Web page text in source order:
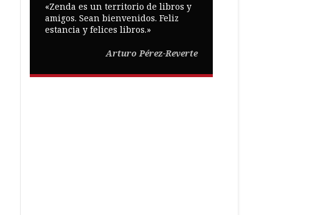
«Zenda es un territorio de libros y
amigos. Sean bienvenidos. Feliz
estancia y felices libros.»
Arturo Pérez-Reverte